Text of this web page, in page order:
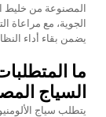
الجوية، مع مراعاة
يضمن بقاء أداء
ما
السياج
يتطلب سياج